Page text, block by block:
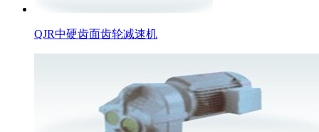
QJR中硬齿面齿轮减速机